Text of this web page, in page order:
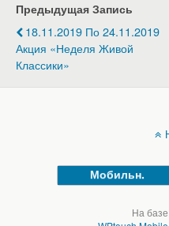
Предыдущая Запись
18.11.2019 По 24.11.2019
Акция «Неделя Живой
Классики»
Мобильн.
На